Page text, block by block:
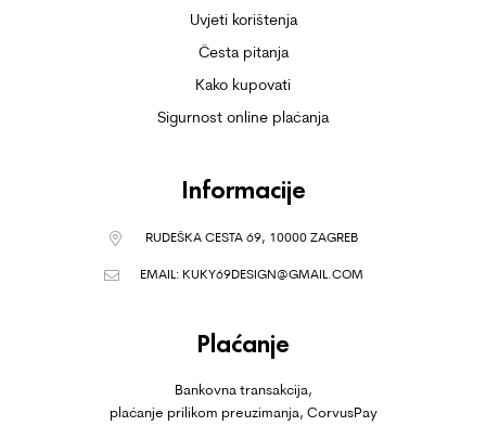
Uvjeti korištenja
Česta pitanja
Kako kupovati
Sigurnost online plaćanja
Informacije
RUDEŠKA CESTA 69, 10000 ZAGREB
EMAIL: KUKY69DESIGN@GMAIL.COM
Plaćanje
Bankovna transakcija,
plaćanje prilikom preuzimanja, CorvusPay